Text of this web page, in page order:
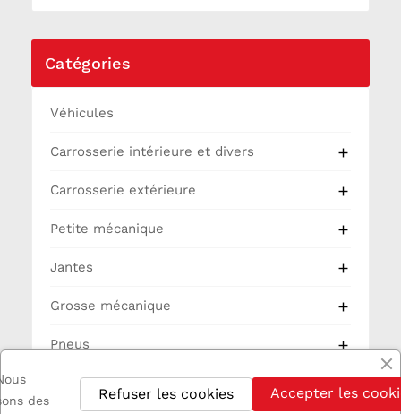
Catégories
Véhicules
Carrosserie intérieure et divers 
Carrosserie extérieure 
Petite mécanique 
Jantes 
Grosse mécanique 
Pneus 
Partie Cycle
des
Accepter les
Refuser les cookies